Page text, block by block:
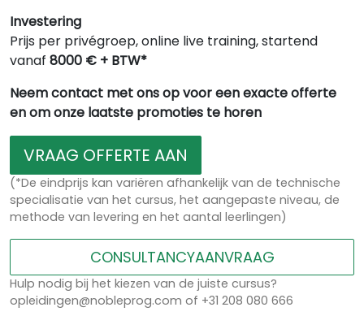
Investering
Prijs per privégroep, online live training, startend
vanaf 8000 € + BTW*
Neem contact met ons op voor een exacte offerte
en om onze laatste promoties te horen
VRAAG OFFERTE AAN
(*De eindprijs kan variëren afhankelijk van de technische
specialisatie van het cursus, het aangepaste niveau, de
methode van levering en het aantal leerlingen)
CONSULTANCYAANVRAAG
Hulp nodig bij het kiezen van de juiste cursus?
opleidingen@nobleprog.com of +31 208 080 666